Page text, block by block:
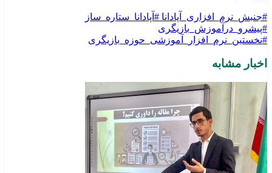
#جنبش_نرم_افزاری_آپادانا #آپادانا_ستاره_ساز
#پیشرو_درآموزش_بازیگری
#نخستین_نرم_افزار_آموزشی_حوزه_بازیگری
اخبار مشابه